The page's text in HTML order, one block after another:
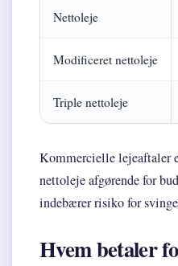
Nettoleje
Modificeret nettoleje
Triple nettoleje
Kommercielle lejeaftaler
nettoleje afgørende for
indebærer risiko for
Hvem betaler